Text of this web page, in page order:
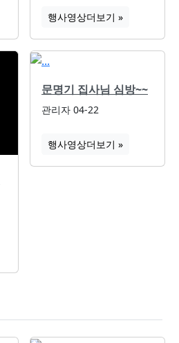
행사영상더보기 »
문명기 집사님 심방~~
관리자 04-22
행사영상더보기 »